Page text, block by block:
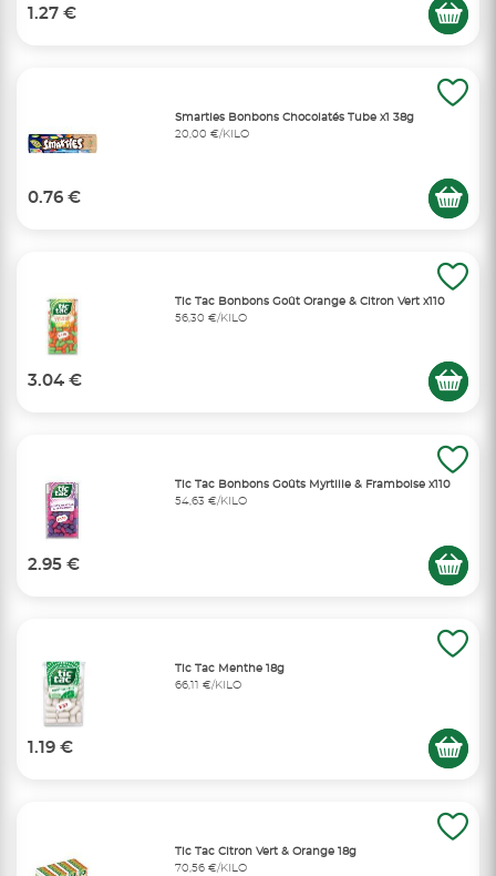
1.27 €
Smarties Bonbons Chocolatés Tube x1 38g
20,00 €/KILO
0.76 €
Tic Tac Bonbons Goût Orange & Citron Vert x110
56,30 €/KILO
3.04 €
Tic Tac Bonbons Goûts Myrtille & Framboise x110
54,63 €/KILO
2.95 €
Tic Tac Menthe 18g
66,11 €/KILO
1.19 €
Tic Tac Citron Vert & Orange 18g
70,56 €/KILO